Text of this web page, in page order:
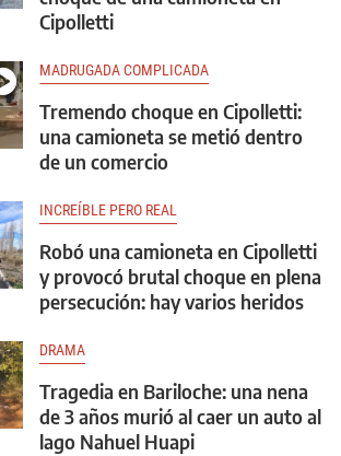
Cipolletti
MADRUGADA COMPLICADA
Tremendo choque en Cipolletti:
una camioneta se metió dentro
de un comercio
INCREÍBLE PERO REAL
Robó una camioneta en Cipolletti
y provocó brutal choque en plena
persecución: hay varios heridos
DRAMA
Tragedia en Bariloche: una nena
de 3 años murió al caer un auto al
lago Nahuel Huapi